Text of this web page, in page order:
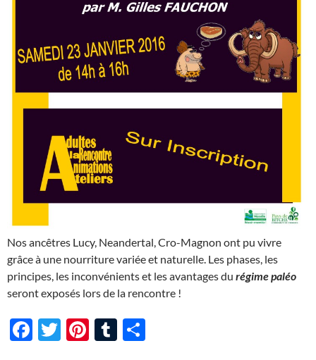
Nos ancêtres Lucy, Neandertal, Cro-Magnon ont pu vivre
grâce à une nourriture variée et naturelle. Les phases, les
principes, les inconvénients et les avantages du régime paléo
seront exposés lors de la rencontre !
F
T
Pi T